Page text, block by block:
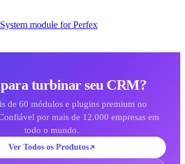
module for Perfex
turbinar seu CRM?
de 60 módulos e plugins premium no
por mais de 12.000 empresas em
todo o mundo.
Ver Todos os Produtos